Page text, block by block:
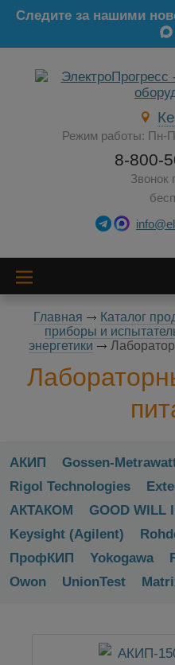
Следите за нашими
Режим работы: Пн-
8-800-
Звонок
Главная Каталог
приборы и
энергетики
АКИП Gossen-
Rigol Technologies
АКТАКОМ
GOOD WILL
Keysight (Agilent)
ПрофКИП
Yokogawa
Owon
UnionTest